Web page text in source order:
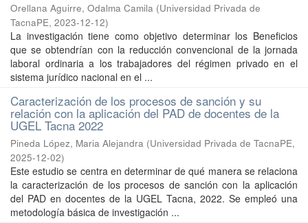
Orellana Aguirre, Odalma Camila (Universidad Privada de
TacnaPE, 2023-12-12)
La investigación tiene como objetivo determinar los Beneficios
que se obtendrían con la reducción convencional de la jornada
laboral ordinaria a los trabajadores del régimen privado en el
sistema jurídico nacional en el ...
Caracterización de los procesos de sanción y su
relación con la aplicación del PAD de docentes de la
UGEL Tacna 2022
Pineda López, Maria Alejandra (Universidad Privada de TacnaPE,
2025-12-02)
Este estudio se centra en determinar de qué manera se relaciona
la caracterización de los procesos de sanción con la aplicación
del PAD en docentes de la UGEL Tacna, 2022. Se empleó una
metodología básica de investigación ...